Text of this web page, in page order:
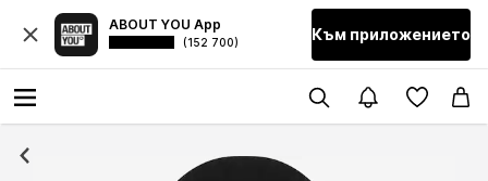
ABOUT YOU App
(152 700) Към приложението